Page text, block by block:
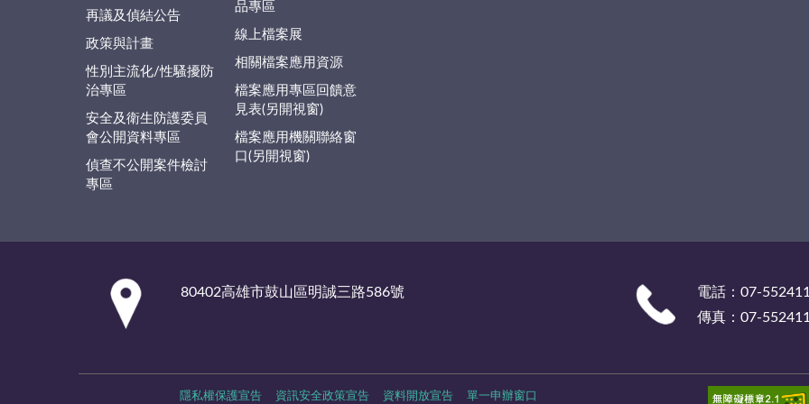
再議及偵結公告
政策與計畫
性別主流化/性騷擾防
治專區
安全及衛生防護委員
會公開資料專區
偵查不公開案件檢討
專區
品專區
線上檔案展
相關檔案應用資源
檔案應用專區回饋意
見表(另開視窗)
檔案應用機關聯絡窗
口(另開視窗)
80402高雄市鼓山區明誠三路586號
電話：07-
傳真：07-
隱私權保護宣告 資訊安全政策宣告 資料開放宣告 單一申辦窗口